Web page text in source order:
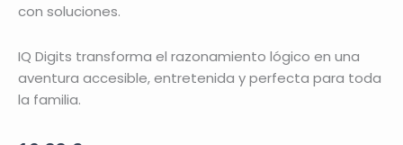
con soluciones.
IQ Digits transforma el razonamiento lógico en una
aventura accesible, entretenida y perfecta para toda
la familia.